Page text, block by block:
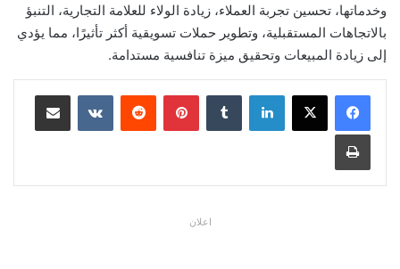
وخدماتها، تحسين تجربة العملاء، زيادة الولاء للعلامة التجارية، التنبؤ
بالاتجاهات المستقبلية، وتطوير حملات تسويقية أكثر تأثيرًا، مما يؤدي
إلى زيادة المبيعات وتحقيق ميزة تنافسية مستدامة.
لينكدإن بينتيريست مشاركة عبر البريد
طباعة
اعلان